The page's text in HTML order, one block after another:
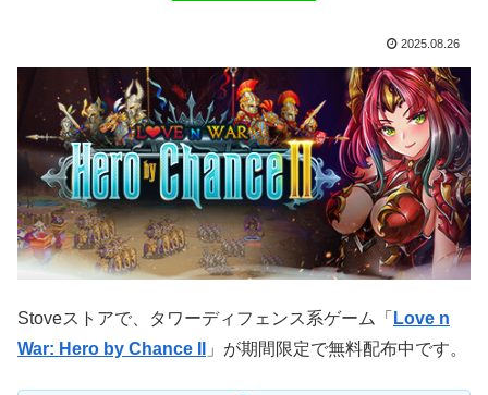
2025.08.26
Stoveストアで、タワーディフェンス系ゲーム「 Love n
War: Hero by Chance II
」が期間限定で無料配布中です。